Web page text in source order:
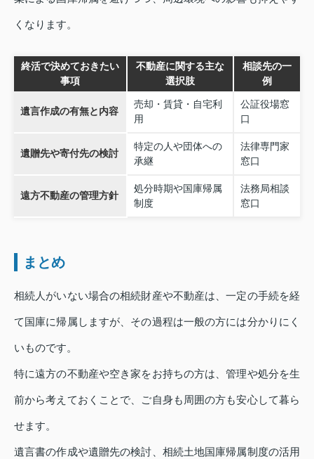
くなります。
終活で決めておきたい
事項
不動産に関する主な
選択肢
相談先の一
例
遺言作成の有無と内容
売却・賃貸・自宅利
用
公証役場窓
口
遺贈先や寄付先の検討
特定の人や団体への
承継
法律専門家
窓口
遠方不動産の管理方針
処分時期や国庫帰属
制度
法務局相談
窓口
まとめ
相続人がいない場合の相続財産や不動産は、一定の手続を経
て国庫に帰属しますが、その過程は一般の方には分かりにく
いものです。
特に遠方の不動産や空き家をお持ちの方は、管理や処分を生
前から考えておくことで、ご自身も周囲の方も安心して暮ら
せます。
遺言書の作成や遺贈先の検討、相続土地国庫帰属制度の活用